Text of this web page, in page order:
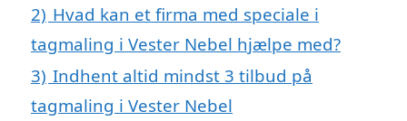
2) Hvad kan et firma med speciale i
tagmaling i Vester Nebel hjælpe med?
3) Indhent altid mindst 3 tilbud på
tagmaling i Vester Nebel